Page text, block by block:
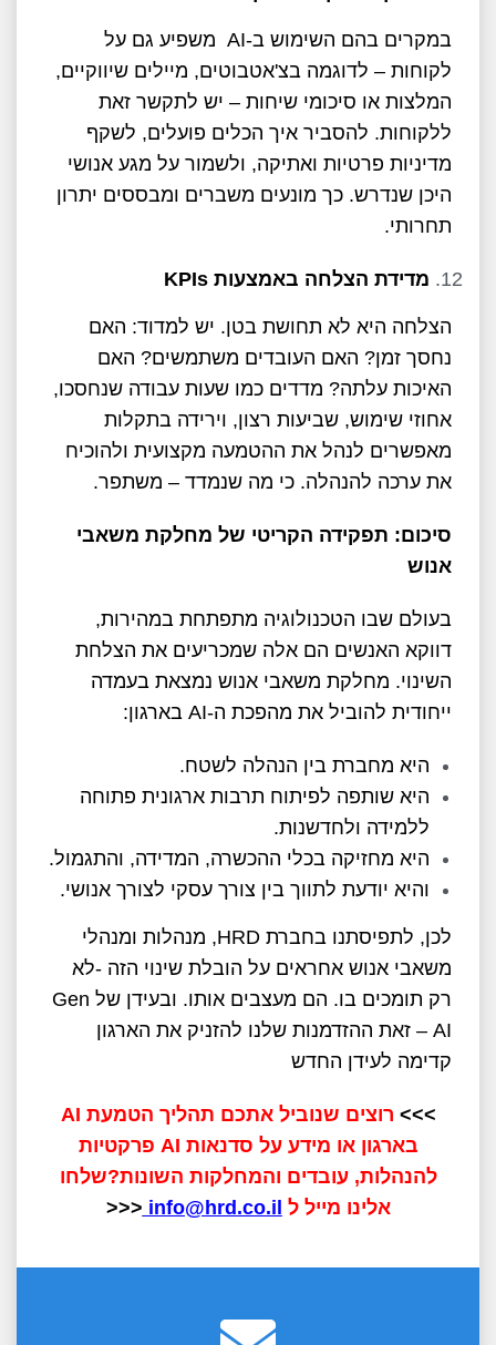
במקרים בהם השימוש ב-AI משפיע גם על
לקוחות – לדוגמה בצ'אטבוטים, מיילים שיווקיים,
המלצות או סיכומי שיחות – יש לתקשר זאת
ללקוחות. להסביר איך הכלים פועלים, לשקף
מדיניות פרטיות ואתיקה, ולשמור על מגע אנושי
היכן שנדרש. כך מונעים משברים ומבססים יתרון
תחרותי.
מדידת הצלחה באמצעות KPIs
הצלחה היא לא תחושת בטן. יש למדוד: האם
נחסך זמן? האם העובדים משתמשים? האם
האיכות עלתה? מדדים כמו שעות עבודה שנחסכו,
אחוזי שימוש, שביעות רצון, וירידה בתקלות
מאפשרים לנהל את ההטמעה מקצועית ולהוכיח
את ערכה להנהלה. כי מה שנמדד – משתפר.
סיכום: תפקידה הקריטי של מחלקת משאבי
אנוש
בעולם שבו הטכנולוגיה מתפתחת במהירות,
דווקא האנשים הם אלה שמכריעים את הצלחת
השינוי. מחלקת משאבי אנוש נמצאת בעמדה
ייחודית להוביל את מהפכת ה-AI בארגון:
היא מחברת בין הנהלה לשטח.
היא שותפה לפיתוח תרבות ארגונית פתוחה
ללמידה ולחדשנות.
היא מחזיקה בכלי ההכשרה, המדידה, והתגמול.
והיא יודעת לתווך בין צורך עסקי לצורך אנושי.
לכן, לתפיסתנו בחברת HRD, מנהלות ומנהלי
משאבי אנוש אחראים על הובלת שינוי הזה -לא
רק תומכים בו. הם מעצבים אותו. ובעידן של Gen
AI – זאת ההזדמנות שלנו להזניק את הארגון
קדימה לעידן החדש
>>>
רוצים שנוביל אתכם תהליך הטמעת AI
בארגון או
מידע על סדנאות AI פרקטיות
להנהלות, עובדים והמחלקות השונות?שלחו
אלינו מייל ל info@hrd.co.il
<<<